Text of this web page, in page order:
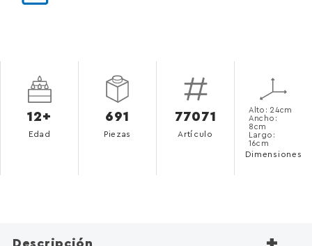
12+
Edad
691
Piezas
77071
Artículo
Alto: 24cm
Ancho:
8cm
Largo:
16cm
Dimensiones
Descripción